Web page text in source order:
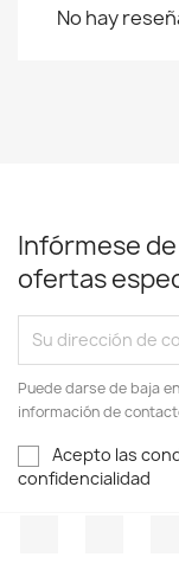
No hay
Infórmese
ofertas
Puede darse de baja
información de
Acepto las
confidencialidad